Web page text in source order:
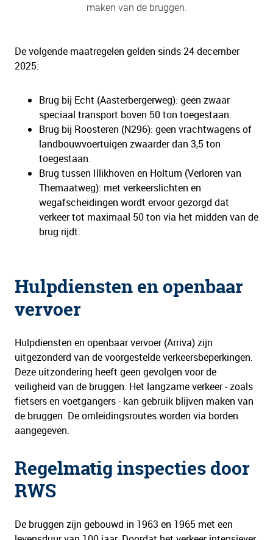
maken van de bruggen.
De volgende maatregelen gelden sinds 24 december
2025:
Brug bij Echt (Aasterbergerweg): geen zwaar
speciaal transport boven 50 ton toegestaan.
Brug bij Roosteren (N296): geen vrachtwagens of
landbouwvoertuigen zwaarder dan 3,5 ton
toegestaan.
Brug tussen Illikhoven en Holtum (Verloren van
Themaatweg): met verkeerslichten en
wegafscheidingen wordt ervoor gezorgd dat
verkeer tot maximaal 50 ton via het midden van de
brug rijdt.
Hulpdiensten en openbaar
vervoer
Hulpdiensten en openbaar vervoer (Arriva) zijn
uitgezonderd van de voorgestelde verkeersbeperkingen.
Deze uitzondering heeft geen gevolgen voor de
veiligheid van de bruggen. Het langzame verkeer - zoals
fietsers en voetgangers - kan gebruik blijven maken van
de bruggen. De omleidingsroutes worden via borden
aangegeven.
Regelmatig inspecties door
RWS
De bruggen zijn gebouwd in 1963 en 1965 met een